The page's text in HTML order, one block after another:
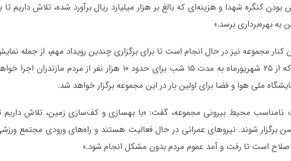
کنگره شهدا و هزینه‌ای که بالغ بر هزار میلیارد ریال برآورد شده، تلاش داریم تا
به بهره‌برداری برسد.»
کنار مجموعه نیز در حال انجام است تا برای برگزاری چندین رویداد مهم، از جمله
میدانی “راز سرزمین عشق”، که از ۲۵ شهریورماه به مدت ۱۵ شب برای حدود ۱۰ هزار نفر از مردم مازندران اجرا
ملی هوا و فضا برای اولین بار در این مجموعه برگزار خواهد شد.
نامناسب محیط بیرونی مجموعه، گفت: «با بهسازی و کف‌سازی زمین، تلاش داریم
برگزار شوند. نیروهای عمرانی در حال فعالیت هستند و راه‌های ورودی مجتمع
است تا رفت و آمد عموم مردم بدون مشکل انجام شود.»